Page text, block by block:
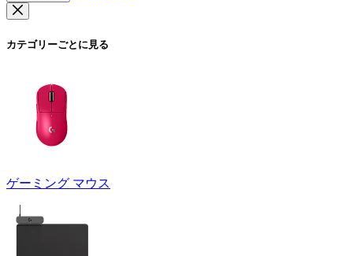
カテゴリーごとに見る
ゲーミング マウス